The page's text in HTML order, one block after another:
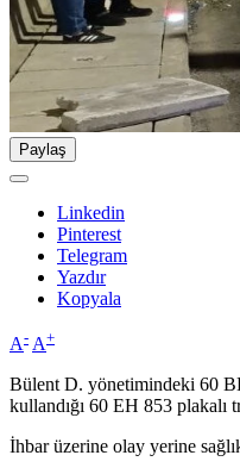
Paylaş
Linkedin
Pinterest
Telegram
Yazdır
Kopyala
A- A+
Bülent D. yönetimindeki 60
kullandığı 60 EH 853 plakalı
İhbar üzerine olay yerine